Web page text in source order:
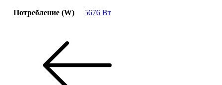
Потребление (W) 5676 Вт